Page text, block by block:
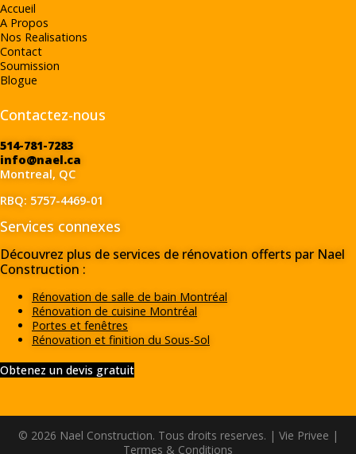
Accueil
A Propos
Nos Realisations
Contact
Soumission
Blogue
Contactez-nous
514-781-7283
info@nael.ca
Montreal, QC
RBQ: 5757-4469-01
Services connexes
Découvrez plus de services de rénovation offerts par Nael
Construction :
Rénovation de salle de bain Montréal
Rénovation de cuisine Montréal
Portes et fenêtres
Rénovation et finition du Sous-Sol
Obtenez un devis gratuit
© 2026 Nael Construction. Tous droits reserves. | Vie Privee |
Termes & Conditions